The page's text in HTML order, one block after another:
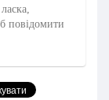
повідомити